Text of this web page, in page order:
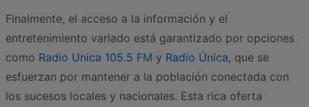
Finalmente, el acceso a la información y el
entretenimiento variado está garantizado por opciones
como Radio Unica 105.5 FM y Radio Única, que se
esfuerzan por mantener a la población conectada con
los sucesos locales y nacionales. Esta rica oferta